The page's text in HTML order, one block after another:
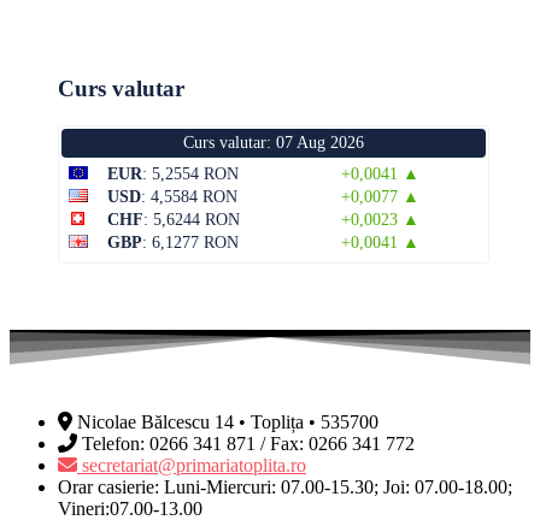
Curs valutar
Curs valutar: 07 Aug 2026
EUR: 5,2554 RON
+0,0041 ▲
USD: 4,5584 RON
+0,0077 ▲
CHF: 5,6244 RON
+0,0023 ▲
GBP: 6,1277 RON +0,0041 ▲
Nicolae Bălcescu 14 • Toplița • 535700
Telefon: 0266 341 871 / Fax: 0266 341 772
secretariat@primariatoplita.ro
Orar casierie: Luni-Miercuri: 07.00-15.30; Joi: 07.00-18.00;
Vineri:07.00-13.00